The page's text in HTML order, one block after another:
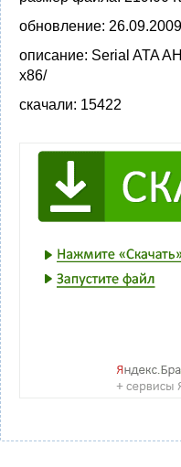
обновление: 26.09.2009
описание: Serial ATA
x86/
скачали: 15422